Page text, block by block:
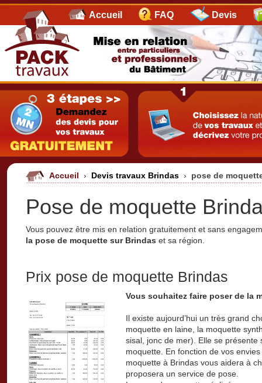
Accueil FAQ Devis
Accueil › Devis travaux Brindas › pose de
Pose de moquette
Vous pouvez être mis en relation gratuitement et sans
la pose de moquette sur Brindas et sa région.
Prix pose de moquette Brindas
Vous souhaitez faire poser de la
Il existe aujourd’hui un très grand
moquette en laine, la moquette
sisal, jonc de mer). Elle se
moquette. En fonction de vos
moquette à Brindas vous aidera à
proposera un service de pose.